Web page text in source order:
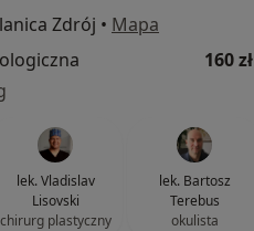
Zdrój • Mapa
160 zł
lek. Vladislav
Lisovski
chirurg plastyczny
lek. Bartosz
Terebus
okulista